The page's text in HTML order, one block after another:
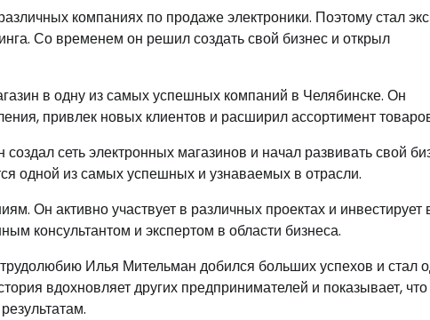
компаниях по продаже электроники. Поэтому стал
Со временем он решил создать свой бизнес и открыл
в одну из самых успешных компаний в Челябинске. Он
привлек новых клиентов и расширил ассортимент
сеть электронных магазинов и начал развивать свой
одной из самых успешных и узнаваемых в отрасли.
Он активно участвует в различных проектах и инвестирует
консультантом и экспертом в области бизнеса.
Илья Мительман добился больших успехов и стал
вдохновляет других предпринимателей и показывает, что